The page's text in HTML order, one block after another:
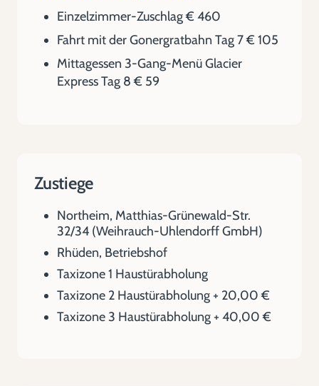
Einzelzimmer-Zuschlag € 460
Fahrt mit der Gonergratbahn Tag 7 € 105
Mittagessen 3-Gang-Menü Glacier
Express Tag 8 € 59
Zustiege
Northeim, Matthias-Grünewald-Str.
32/34 (Weihrauch-Uhlendorff GmbH)
Rhüden, Betriebshof
Taxizone 1 Haustürabholung
Taxizone 2 Haustürabholung + 20,00 €
Taxizone 3 Haustürabholung + 40,00 €